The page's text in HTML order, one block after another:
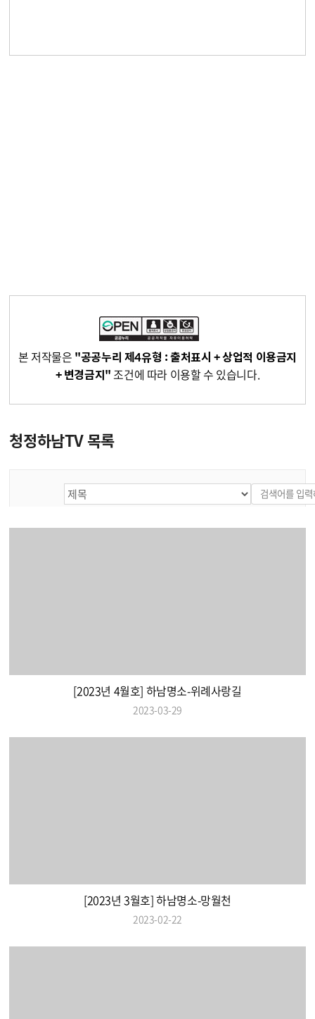
본 저작물은 "공공누리 제4유형 : 출처표시 + 상업적 이용금지
+ 변경금지" 조건에 따라 이용할 수 있습니다.
청정하남TV 목록
[2023년 4월호] 하남명소-위례사랑길
2023-03-29
[2023년 3월호] 하남명소-망월천
2023-02-22